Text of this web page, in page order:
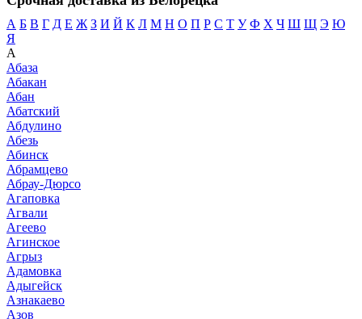
А Б В Г Д Е Ж З И Й К Л М Н О П Р С Т У Ф Х Ч Ш Щ Э Ю
Я
А
Абаза
Абакан
Абан
Абатский
Абдулино
Абезь
Абинск
Абрамцево
Абрау-Дюрсо
Агаповка
Агвали
Агеево
Агинское
Агрыз
Адамовка
Адыгейск
Азнакаево
Азов